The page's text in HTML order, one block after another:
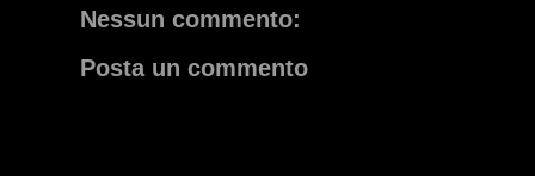
Nessun commento:
Posta un commento